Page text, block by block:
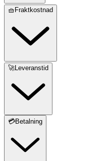
🧺Fraktkostnad
🚀Leveranstid
💳Betalning